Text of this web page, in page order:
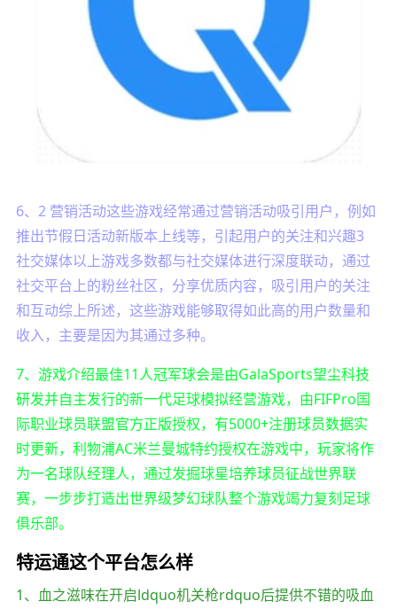
6、2 营销活动这些游戏经常通过营销活动吸引用户，例如
推出节假日活动新版本上线等，引起用户的关注和兴趣3
社交媒体以上游戏多数都与社交媒体进行深度联动，通过
社交平台上的粉丝社区，分享优质内容，吸引用户的关注
和互动综上所述，这些游戏能够取得如此高的用户数量和
收入，主要是因为其通过多种。
7、游戏介绍最佳11人冠军球会是由GalaSports望尘科技
研发并自主发行的新一代足球模拟经营游戏，由FIFPro国
际职业球员联盟官方正版授权，有5000+注册球员数据实
时更新，利物浦AC米兰曼城特约授权在游戏中，玩家将作
为一名球队经理人，通过发掘球星培养球员征战世界联
赛，一步步打造出世界级梦幻球队整个游戏竭力复刻足球
俱乐部。
特运通这个平台怎么样
1、血之滋味在开启ldquo机关枪rdquo后提供不错的吸血